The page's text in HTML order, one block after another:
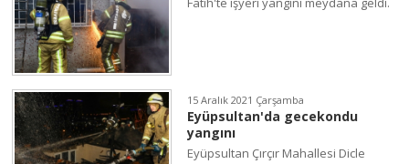
15 Aralık 2021 Çarşamba
Eyüpsultan'da gecekondu
yangını
Eyüpsultan Çırçır Mahallesi Dicle